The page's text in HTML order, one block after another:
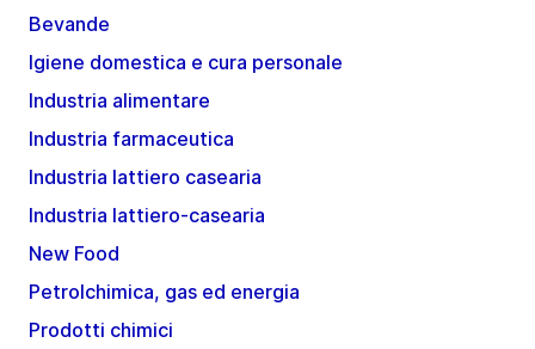
Bevande
Igiene domestica e cura personale
Industria alimentare
Industria farmaceutica
Industria lattiero casearia
Industria lattiero-casearia
New Food
Petrolchimica, gas ed energia
Prodotti chimici